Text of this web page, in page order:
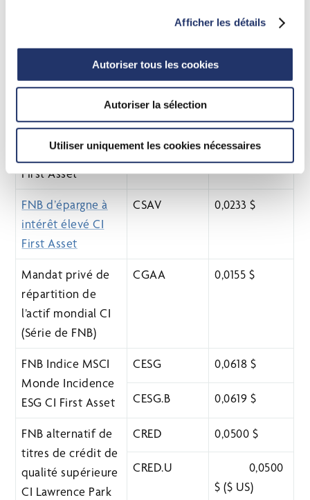
Afficher les détails
Autoriser tous les cookies
Autoriser la sélection
Utiliser uniquement les cookies nécessaires
rachat d’actions
canadiennes CI
First Asset
0,1040 $
américaines CI
First Asset
FNB d’épargne à
intérêt élevé CI
First Asset
CSAV 0,0233 $
Mandat privé de
répartition de
l’actif mondial CI
(Série de FNB)
CGAA 0,0155 $
FNB Indice MSCI
Monde Incidence
ESG CI First Asset
CESG 0,0618 $
CESG.B 0,0619 $
FNB alternatif de
titres de crédit de
qualité supérieure
CI Lawrence Park
CRED 0,0500 $
CRED.U
0,0500
$ ($ US)